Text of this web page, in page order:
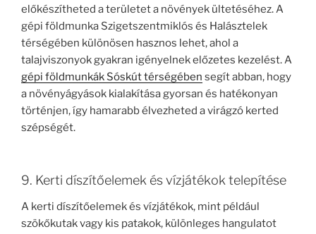
előkészítheted a területet a növények ültetéséhez. A
gépi földmunka Szigetszentmiklós és Halásztelek
térségében különösen hasznos lehet, ahol a
talajviszonyok gyakran igényelnek előzetes kezelést. A
gépi földmunkák Sóskút térségében segít abban, hogy
a növényágyások kialakítása gyorsan és hatékonyan
történjen, így hamarabb élvezheted a virágzó kerted
szépségét.
9. Kerti díszítőelemek és vízjátékok telepítése
A kerti díszítőelemek és vízjátékok, mint például
szökőkutak vagy kis patakok, különleges hangulatot